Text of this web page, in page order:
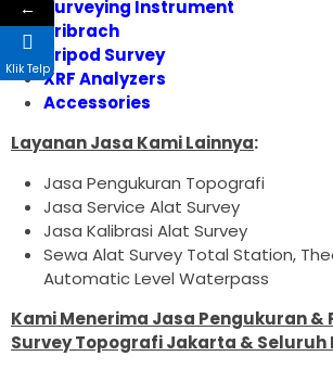
Surveying Instrument
Tribrach
Tripod Survey
XRF Analyzers
Accessories
Layanan Jasa Kami Lainnya:
Jasa Pengukuran Topografi
Jasa Service Alat Survey
Jasa Kalibrasi Alat Survey
Sewa Alat Survey Total Station,
Automatic Level Waterpass
Kami Menerima Jasa Pengukuran &
Survey Topografi Jakarta & Seluruh
←
Klik Telp